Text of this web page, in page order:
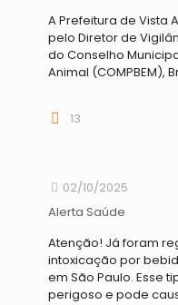
A Prefeitura de Vista
pelo Diretor de
do Conselho
Animal (COMPBEM),
13
02/10/2025
Alerta Saúde
Atenção! Já foram
intoxicação por
em São Paulo. Esse
perigoso e pode